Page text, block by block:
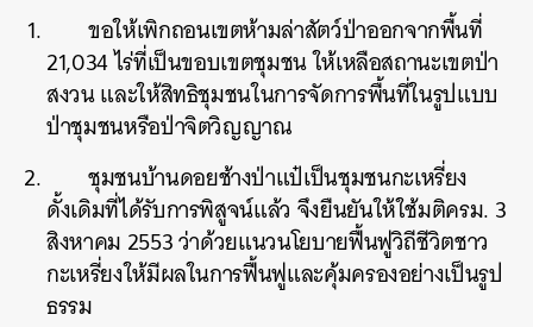
ขอให้เพิกถอนเขตห้ามล่าสัตว์ป่าออกจากพื้นที่
21,034 ไร่ที่เป็นขอบเขตชุมชน ให้เหลือสถานะเขตป่า
สงวน และให้สิทธิชุมชนในการจัดการพื้นที่ในรูปแบบ
ป่าชุมชนหรือป่าจิตวิญญาณ
ชุมชนบ้านดอยช้างป่าแป๋เป็นชุมชนกะเหรี่ยง
ดั้งเดิมที่ได้รับการพิสูจน์แล้ว จึงยืนยันให้ใช้มติครม. 3
สิงหาคม 2553 ว่าด้วยแนวนโยบายฟื้นฟูวิถีชีวิตชาว
กะเหรี่ยงให้มีผลในการฟื้นฟูและคุ้มครองอย่างเป็นรูป
ธรรม